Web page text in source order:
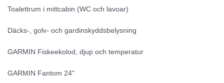
Toalettrum i mittcabin (WC och lavoar)
Däcks-, golv- och gardinskyddsbelysning
GARMIN Fiskeekolod, djup och temperatur
GARMIN Fantom 24"